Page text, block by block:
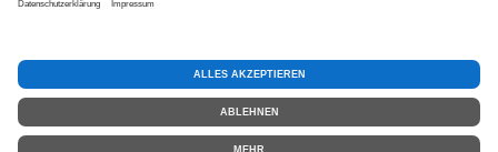
August 2026
GOTHA-AKTUELL
verpflichtet.